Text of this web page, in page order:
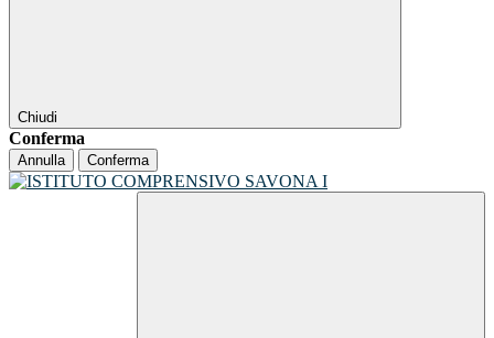
Chiudi
Conferma
Annulla Conferma